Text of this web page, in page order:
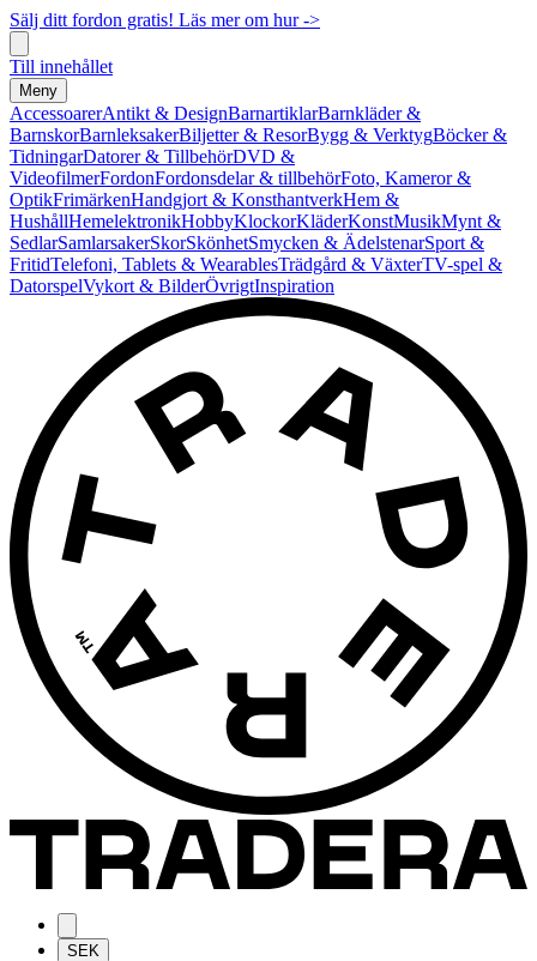
Sälj ditt fordon gratis! Läs mer om hur ->
Till innehållet
Meny
AccessoarerAntikt & DesignBarnartiklarBarnkläder &
BarnskorBarnleksakerBiljetter & ResorBygg & VerktygBöcker &
TidningarDatorer & TillbehörDVD &
VideofilmerFordonFordonsdelar & tillbehörFoto, Kameror &
OptikFrimärkenHandgjort & KonsthantverkHem &
HushållHemelektronikHobbyKlockorKläderKonstMusikMynt &
SedlarSamlarsakerSkorSkönhetSmycken & ÄdelstenarSport &
FritidTelefoni, Tablets & WearablesTrädgård & VäxterTV-spel &
DatorspelVykort & BilderÖvrigtInspiration
SEK